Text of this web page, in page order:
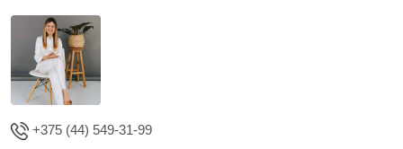
+375 (44) 549-31-99